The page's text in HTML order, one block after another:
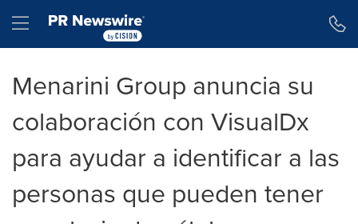
Hamburger menu
Menarini Group anuncia su
colaboración con VisualDx
para ayudar a identificar a las
personas que pueden tener